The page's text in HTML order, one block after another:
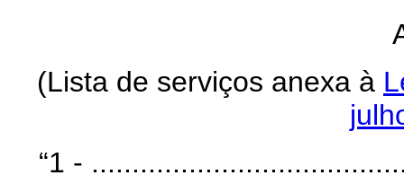
(Lista de serviços anexa à
“1 -